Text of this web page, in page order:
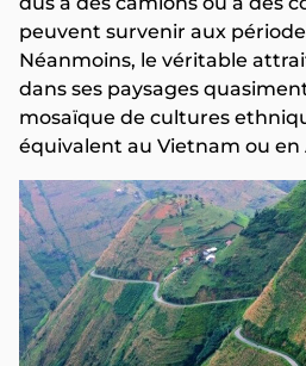
peuvent survenir aux
Néanmoins, le véritable
dans ses paysages
mosaïque de cultures
équivalent au Vietnam ou en